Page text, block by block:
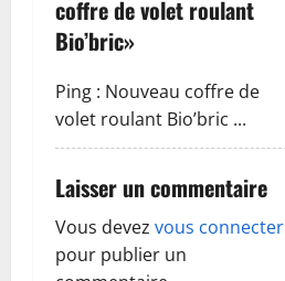
t
i
o
n
d
’
coffre de volet roulant
Bio’bric»
Ping : Nouveau coffre de
volet roulant Bio’bric ...
Laisser un commentaire
Vous devez vous connecter
pour publier un